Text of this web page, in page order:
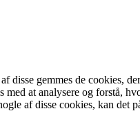
gemmes de cookies,
at analysere og forstå,
af disse cookies, kan det